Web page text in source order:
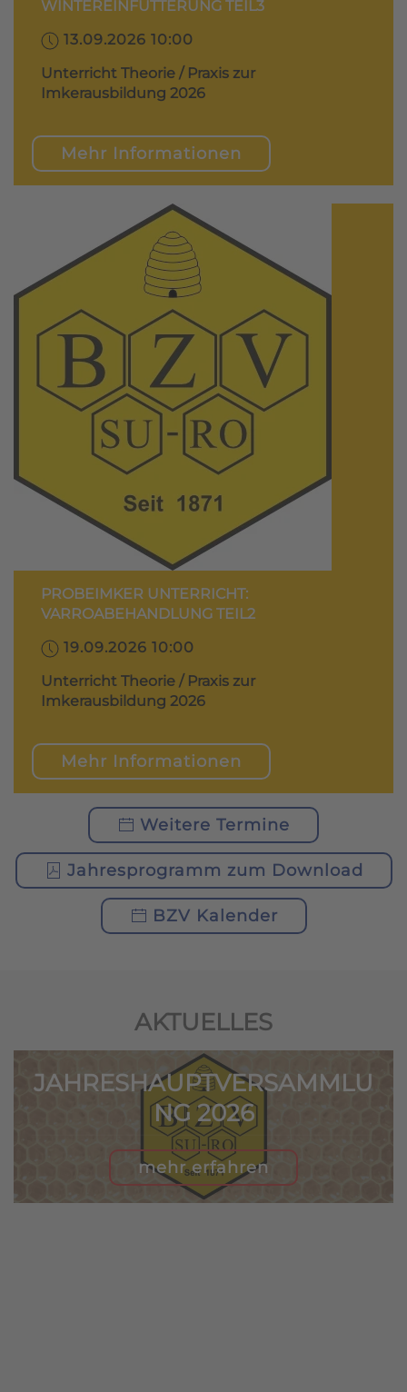
WINTEREINFÜTTERUNG TEIL3
13.09.2026 10:00
Unterricht Theorie / Praxis zur
Imkerausbildung 2026
Mehr Informationen
PROBEIMKER UNTERRICHT:
VARROABEHANDLUNG TEIL2
19.09.2026 10:00
Unterricht Theorie / Praxis zur
Imkerausbildung 2026
Mehr Informationen
Weitere Termine
Jahresprogramm zum Download
BZV Kalender
AKTUELLES
JAHRESHAUPTVERSAMMLU
NG 2026
mehr erfahren